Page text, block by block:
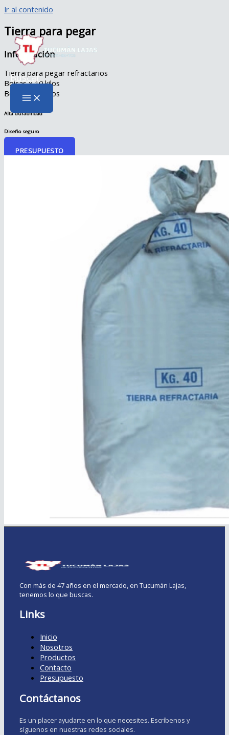
Ir al contenido
Buscar
Tierra para pegar
Información
Tierra para pegar refractarios
Bolsas x 10 kilos
Bolsas x 30 kilos
Alta durabilidad
Diseño seguro
PRESUPUESTO
Con más de 47 años en el mercado, en Tucumán Lajas,
tenemos lo que buscas.
Links
Inicio
Nosotros
Productos
Contacto
Presupuesto
Contáctanos
Es un placer ayudarte en lo que necesites. Escríbenos y
síguenos en nuestras redes sociales.